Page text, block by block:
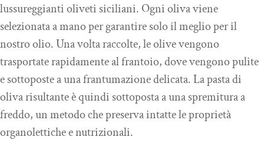
lussureggianti oliveti siciliani. Ogni oliva viene
selezionata a mano per garantire solo il meglio per il
nostro olio. Una volta raccolte, le olive vengono
trasportate rapidamente al frantoio, dove vengono pulite
e sottoposte a una frantumazione delicata. La pasta di
oliva risultante è quindi sottoposta a una spremitura a
freddo, un metodo che preserva intatte le proprietà
organolettiche e nutrizionali.